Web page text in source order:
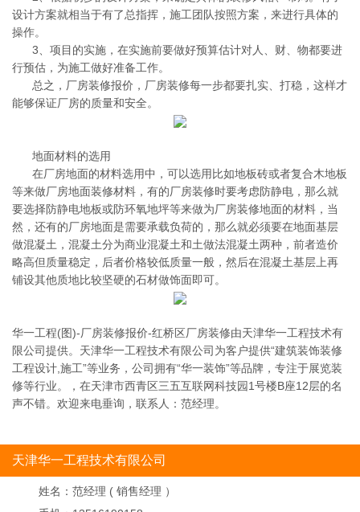
设计方案就相当于有了总指挥，施工团队按照方案，来进行具体的
操作。
3、项目的实施，在实施前要做好预算估计对人、财、物都要进
行预估，为施工做好准备工作。
总之，厂房装修报价，厂房装修每一步都要扎实、打稳，这样才
能够保证厂房的质量和安全。
地面材料的选用
在厂房地面的材料选用中，可以选用比如地板砖或者复合木地板
等来做厂房地面装修材料，有的厂房装修时要考虑防静电，那么就
要选择防静电地板或防环氧地坪等来做为厂房装修地面的材料，当
然，还有的厂房地面是需要承载负荷的，那么就必须要在地面基层
做混凝土，混凝土分为商业混凝土和土做法混凝土两种，前者造价
略高但质量稳定，后者价格较低质量一般，然后在混凝土基层上再
铺设其他质地比较坚硬的石材做饰面即可。
华一工程(图)-厂房装修报价-红桥区厂房装修由天津华一工程技术有
限公司提供。天津华一工程技术有限公司为客户提供“建筑装饰装修
工程设计,施工”等业务，公司拥有“华一装饰”等品牌，专注于展览装
修等行业。，在天津市西青区三五互联网科技园1号楼B座12层的名
声不错。欢迎来电垂询，联系人：范经理。
天津华一工程技术有限公司
姓名： 范经理 ( 销售经理 ）